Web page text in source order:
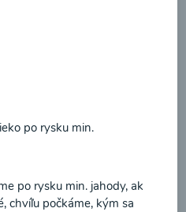
s
po rysku min.
po rysku min. jahody, ak
chvíľu počkáme, kým sa